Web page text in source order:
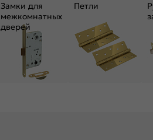
Замки для
межкомнатных
дверей
Петли